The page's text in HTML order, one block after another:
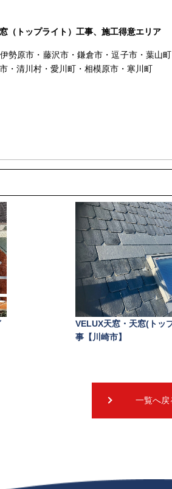
（トップライト） 工事、施工得意エリア
勢原市・藤沢市・鎌倉市・逗子市・葉山
・清川村・愛川町・相模原市・寒川町
VELUX天窓・天窓(トッ
事【川崎市】
一覧へ戻